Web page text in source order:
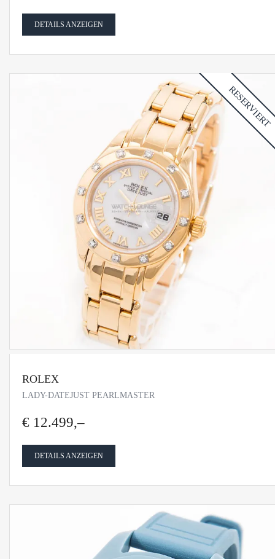
DETAILS ANZEIGEN
RESERVIERT
ROLEX
LADY-DATEJUST PEARLMASTER
€ 12.499,–
DETAILS ANZEIGEN